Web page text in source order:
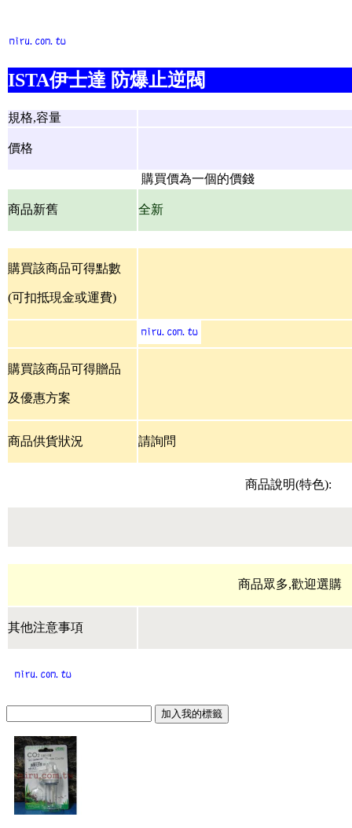
ISTA伊士達防爆止逆閥
規格,容量
價格
購買價為一個的價錢
商品新舊 全新
購買該商品可得點數
(可扣抵現金或運費)
購買該商品可得贈品
及優惠方案
商品供貨狀況 請詢問
商品說明(特色):
商品眾多,歡迎選購
其他注意事項